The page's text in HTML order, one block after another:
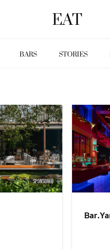
EAT
BARS STORIES
SPONSORED